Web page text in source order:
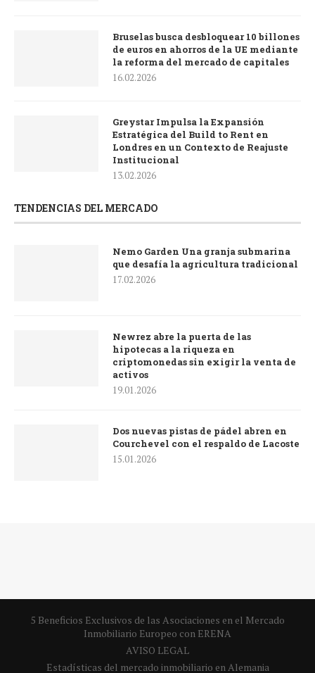
Bruselas busca desbloquear 10 billones
de euros en ahorros de la UE mediante
la reforma del mercado de capitales
16.02.2026
Greystar Impulsa la Expansión
Estratégica del Build to Rent en
Londres en un Contexto de Reajuste
Institucional
13.02.2026
TENDENCIAS DEL MERCADO
Nemo Garden Una granja submarina
que desafía la agricultura tradicional
17.02.2026
Newrez abre la puerta de las
hipotecas a la riqueza en
criptomonedas sin exigir la venta de
activos
19.01.2026
Dos nuevas pistas de pádel abren en
Courchevel con el respaldo de Lacoste
15.01.2026
5 Beneficios Exclusivos de las Asociaciones en el Mercado
Inmobiliario Europeo con ERENA
AVISO LEGAL
Estadísticas del mercado inmobiliario en Alemania